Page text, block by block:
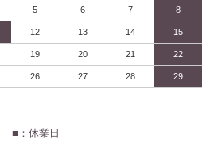
5 6 7 8
12 13 14 15
19 20 21 22
26 27 28 29
■：休業日